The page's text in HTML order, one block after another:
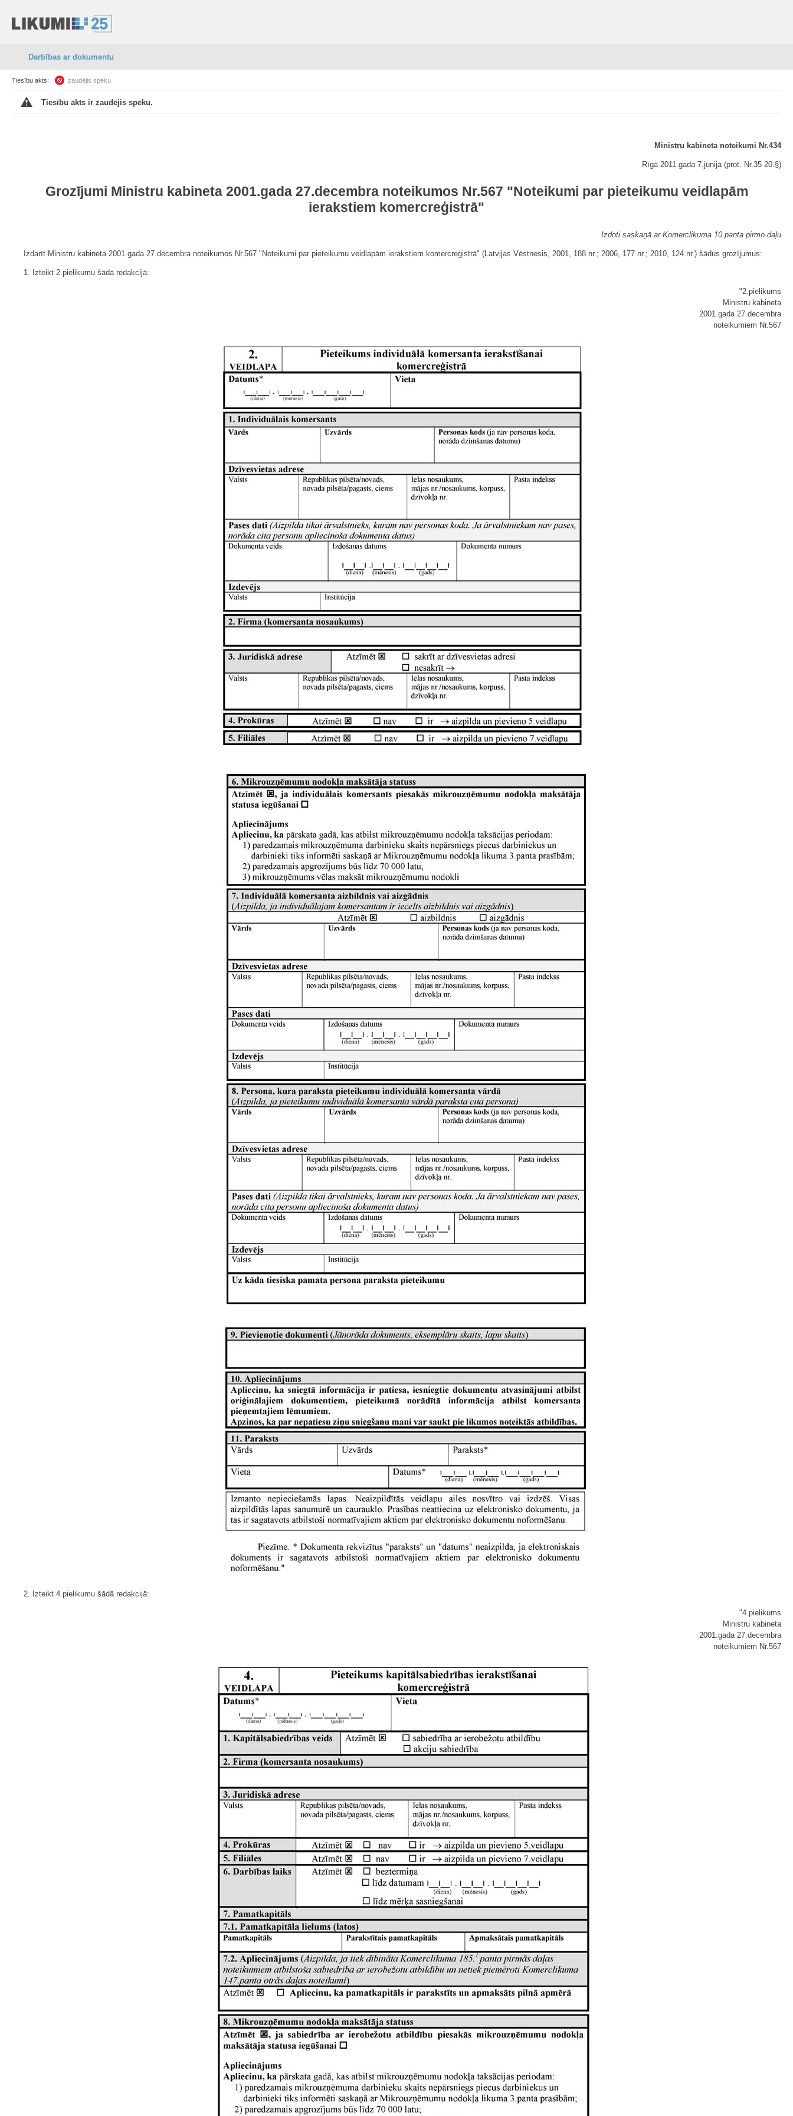
Darbības ar dokumentu
Tiesību akts: zaudējis spēku
Tiesību akts ir zaudējis spēku.
Ministru kabineta noteikumi Nr.434
Rīgā 2011.gada 7.jūnijā (prot. Nr.35 20.§)
Grozījumi Ministru kabineta 2001.gada 27.decembra noteikumos Nr.567 "Noteikumi par pieteikumu veidlapām
ierakstiem komercreģistrā"
Izdoti saskaņā ar Komerclikuma 10.panta pirmo daļu
Izdarīt Ministru kabineta 2001.gada 27.decembra noteikumos Nr.567 "Noteikumi par pieteikumu veidlapām ierakstiem komercreģistrā" (Latvijas Vēstnesis, 2001, 188.nr.; 2006, 177.nr.; 2010, 124.nr.) šādus grozījumus:
1. Izteikt 2.pielikumu šādā redakcijā:
"2.pielikums
Ministru kabineta
2001.gada 27.decembra
noteikumiem Nr.567
2. Izteikt 4.pielikumu šādā redakcijā:
"4.pielikums
Ministru kabineta
2001.gada 27.decembra
noteikumiem Nr.567